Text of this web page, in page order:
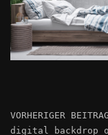
VORHERIGER BEITRAG
digital backdrop